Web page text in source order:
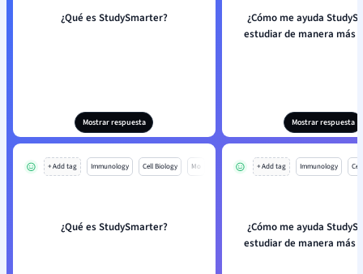
¿Qué es StudySmarter?
Mostrar respuesta
¿Cómo me ayuda
estudiar de manera más
Mostrar respuesta
+ Add tag Immunology Cell Biology Mo
¿Qué es StudySmarter?
+ Add tag Immunology
¿Cómo me ayuda
estudiar de manera más